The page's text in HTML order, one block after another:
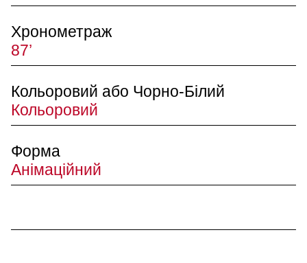
Хронометраж
87’
Кольоровий або Чорно-Білий
Кольоровий
Форма
Анімаційний